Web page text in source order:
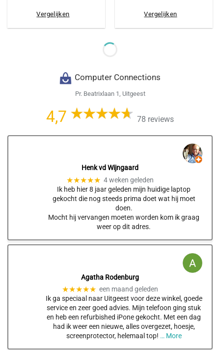
Vergelijken Vergelijken
Computer Connections
Pr. Beatrixlaan 1, Uitgeest
4,7 78 reviews
Henk vd Wijngaard
★★★★★ 4 weken geleden
Ik heb hier 8 jaar geleden mijn huidige laptop
gekocht die nog steeds prima doet wat hij moet
doen.
Mocht hij vervangen moeten worden kom ik graag
weer op dit adres.
Agatha Rodenburg
★★★★★ een maand geleden
Ik ga speciaal naar Uitgeest voor deze winkel, goede
service en zeer goed advies. Mijn telefoon ging stuk
en heb een refurbished iPone gekocht. Met een dag
had ik weer een nieuwe, alles overgezet, hoesje,
screenprotector, helemaal top! … More